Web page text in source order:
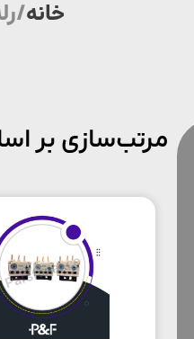
خانه/
مرتب‌سازی بر